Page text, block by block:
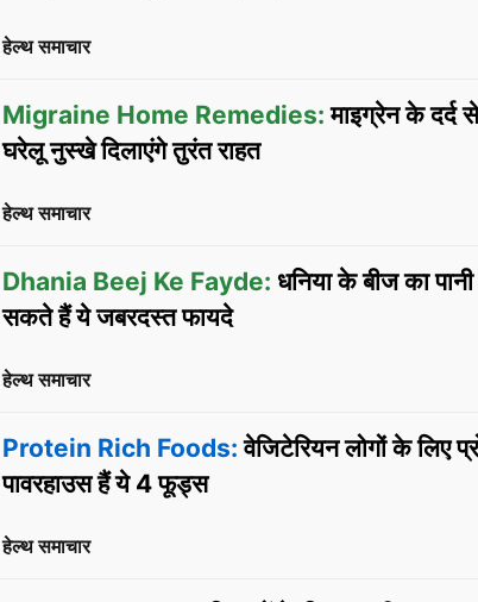
हेल्थ समाचार
Migraine Home Remedies: माइग्रेन के दर्द
घरेलू नुस्खे दिलाएंगे तुरंत राहत
हेल्थ समाचार
Dhania Beej Ke Fayde: धनिया के बीज का
सकते हैं ये जबरदस्त फायदे
हेल्थ समाचार
Protein Rich Foods: वेजिटेरियन लोगों के लिए
पावरहाउस हैं ये 4 फूड्स
हेल्थ समाचार